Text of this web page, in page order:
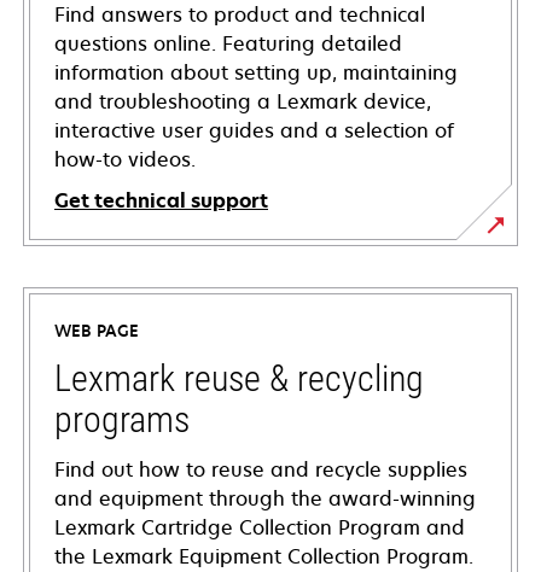
Find answers to product and technical
questions online. Featuring detailed
information about setting up, maintaining
and troubleshooting a Lexmark device,
interactive user guides and a selection of
how-to videos.
Get technical support
opens
in
new
tab
WEB PAGE
Lexmark reuse & recycling
programs
Find out how to reuse and recycle supplies
and equipment through the award-winning
Lexmark Cartridge Collection Program and
the Lexmark Equipment Collection Program.